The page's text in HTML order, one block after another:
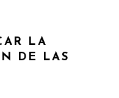
LA
DE LAS